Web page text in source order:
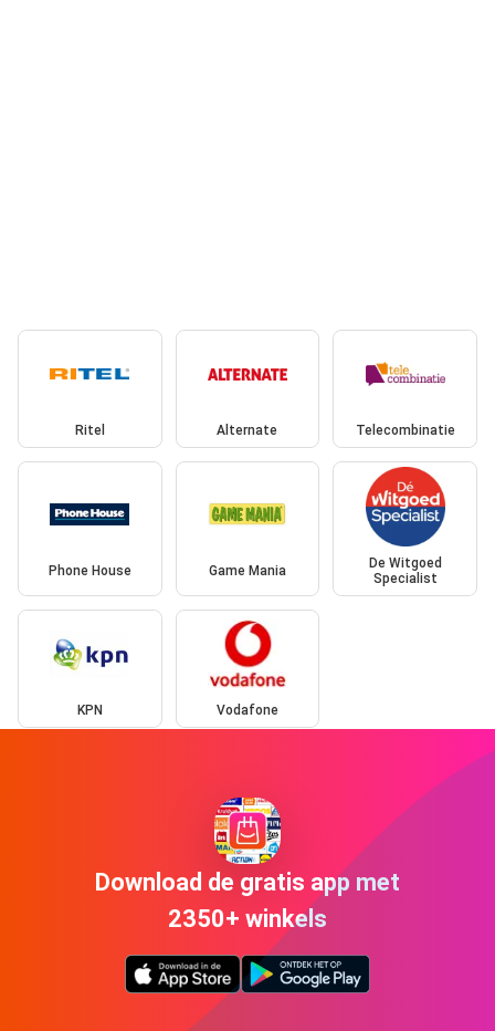
Ritel Alternate Telecombinatie
Phone House Game Mania
De Witgoed
Specialist
KPN Vodafone
Download de gratis app met
2350+ winkels